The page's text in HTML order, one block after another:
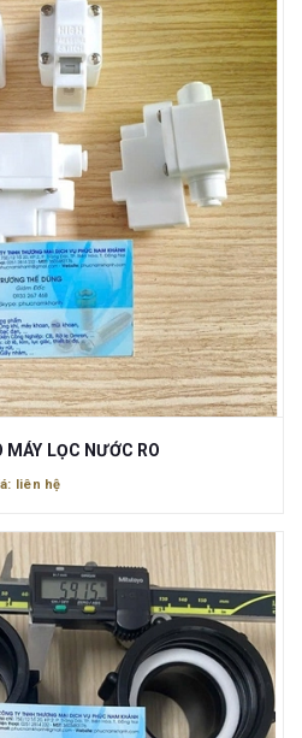
MÁY LỌC NƯỚC RO
liên hệ